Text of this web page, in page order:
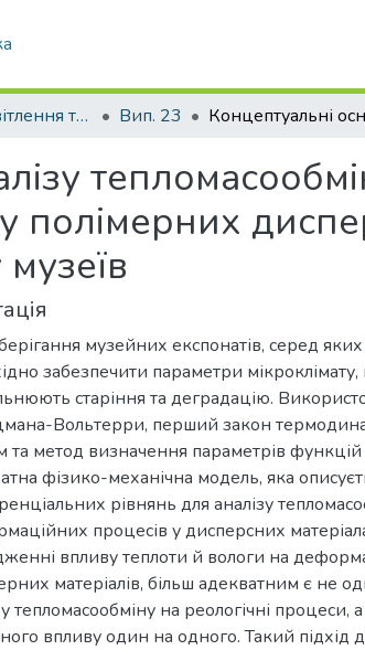
Вентиляція, освітлення та теплогазопостачання Вип. 23
полімерних
музейних експонатів, серед яких
забезпечити параметри
старіння та деградацію.
Вольтерри, перший закон
та метод визначення параметрів
фізико-механічна модель, яка
рівнянь для аналізу
процесів у дисперсних
впливу теплоти й вологи на
матеріалів, більш адекватним є не
тепломасообміну на реологічні процеси,
впливу один на одного. Такий підхід